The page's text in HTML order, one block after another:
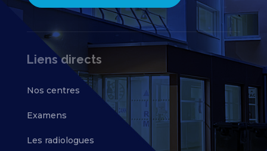
Liens directs
Nos centres
Examens
Les radiologues